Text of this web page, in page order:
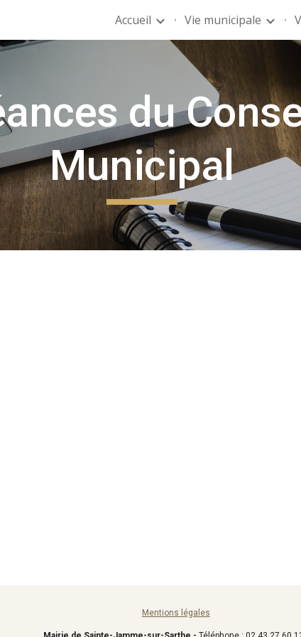
main content Skip to
Accueil Vie municipale
du
Municipal
Mentions légales